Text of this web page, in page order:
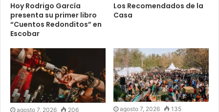
Hoy Rodrigo García
presenta su primer libro
“Cuentos Redonditos” en
Escobar
Los Recomendados de la
Casa
agosto 7, 2026 206 agosto 7, 2026 135